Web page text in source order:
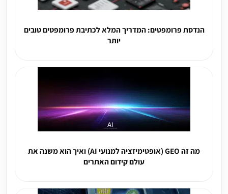
הנדסת פרומפטים: המדריך המלא לכתיבת פרומפטים טובים
יותר
מה זה GEO (אופטימיזציה למנועי AI) ואיך הוא משנה את
עולם קידום האתרים